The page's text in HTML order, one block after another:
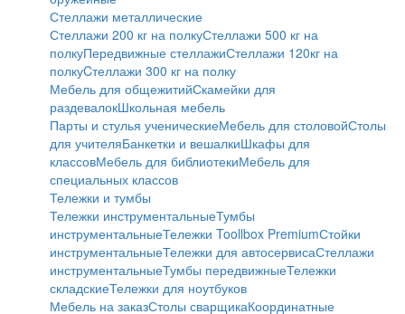
Стеллажи металлические
Стеллажи 200 кг на полкуСтеллажи 500 кг на
полкуПередвижные стеллажиСтеллажи 120кг на
полкуCтеллажи 300 кг на полку
Мебель для общежитийСкамейки для
раздевалокШкольная мебель
Парты и стулья ученическиеМебель для столовойСтолы
для учителяБанкетки и вешалкиШкафы для
классовМебель для библиотекиМебель для
специальных классов
Тележки и тумбы
Тележки инструментальныеТумбы
инструментальныеТележки Toollbox PremiumСтойки
инструментальныеТележки для автосервисаСтеллажи
инструментальныеТумбы передвижныеТележки
складскиеТележки для ноутбуков
Мебель на заказСтолы сварщикаКоординатные